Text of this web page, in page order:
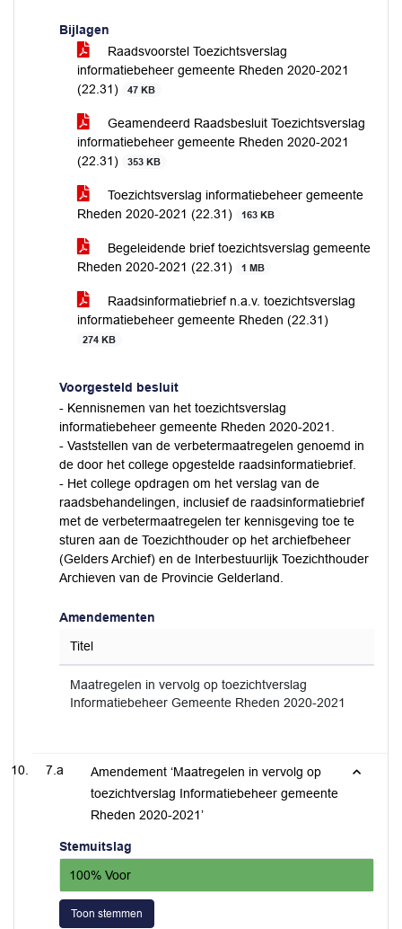
Bijlagen
Raadsvoorstel Toezichtsverslag
informatiebeheer gemeente Rheden 2020-2021
(22.31)
47 KB
Geamendeerd Raadsbesluit Toezichtsverslag
informatiebeheer gemeente Rheden 2020-2021
(22.31)
353 KB
Toezichtsverslag informatiebeheer gemeente
Rheden 2020-2021 (22.31)
163 KB
Begeleidende brief toezichtsverslag gemeente
Rheden 2020-2021 (22.31)
1 MB
Raadsinformatiebrief n.a.v. toezichtsverslag
informatiebeheer gemeente Rheden (22.31)
274 KB
Voorgesteld besluit
- Kennisnemen van het toezichtsverslag
informatiebeheer gemeente Rheden 2020-2021.
- Vaststellen van de verbetermaatregelen genoemd in
de door het college opgestelde raadsinformatiebrief.
- Het college opdragen om het verslag van de
raadsbehandelingen, inclusief de raadsinformatiebrief
met de verbetermaatregelen ter kennisgeving toe te
sturen aan de Toezichthouder op het archiefbeheer
(Gelders Archief) en de Interbestuurlijk Toezichthouder
Archieven van de Provincie Gelderland.
Amendementen
Titel
Maatregelen in vervolg op toezichtverslag
Informatiebeheer Gemeente Rheden 2020-2021
7.a
Amendement ‘Maatregelen in vervolg op
toezichtverslag Informatiebeheer gemeente
Rheden 2020-2021’
Stemuitslag
100% Voor
Toon stemmen